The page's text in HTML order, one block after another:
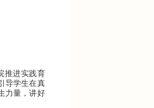
推进实践育
导学生在真
力量，讲好